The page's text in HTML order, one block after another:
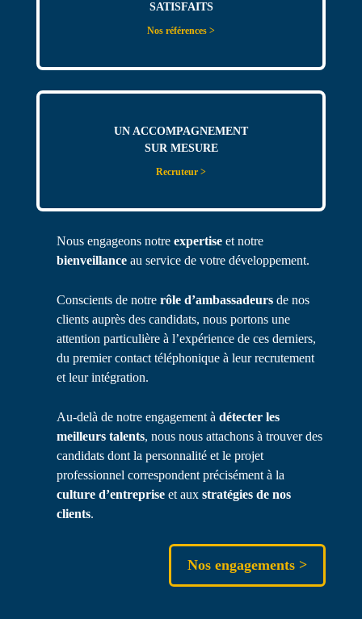
SATISFAITS
Nos références >
UN ACCOMPAGNEMENT
SUR MESURE
Recruteur >
Nous engageons notre expertiseet notre
bienveillanceau service de votre développement.
Conscients de notre rôle d’ambassadeursde nos
clients auprès des candidats, nous portons une
attention particulière à l’expérience de ces derniers,
du premier contact téléphonique à leur recrutement
et leur intégration.
Au-delà de notre engagement à détecter les
meilleurs talents, nous nous attachons à trouver des
candidats dont la personnalité et le projet
professionnel correspondent précisément à la
culture d’entrepriseet aux stratégies de nos
clients.
Nos engagements >